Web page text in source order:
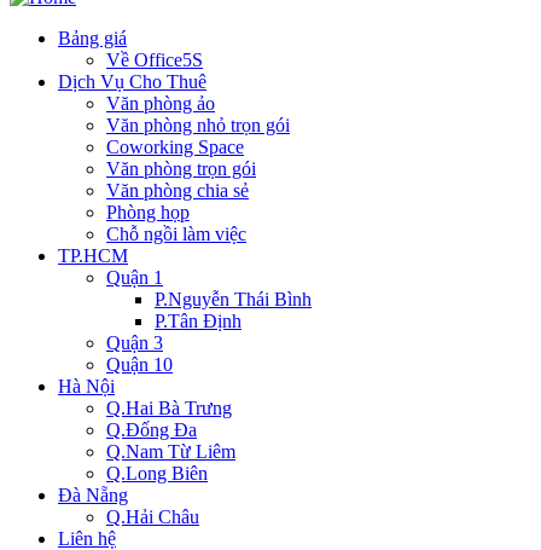
Bảng giá
Về Office5S
Dịch Vụ Cho Thuê
Văn phòng ảo
Văn phòng nhỏ trọn gói
Coworking Space
Văn phòng trọn gói
Văn phòng chia sẻ
Phòng họp
Chỗ ngồi làm việc
TP.HCM
Quận 1
P.Nguyễn Thái Bình
P.Tân Định
Quận 3
Quận 10
Hà Nội
Q.Hai Bà Trưng
Q.Đống Đa
Q.Nam Từ Liêm
Q.Long Biên
Đà Nẵng
Q.Hải Châu
Liên hệ